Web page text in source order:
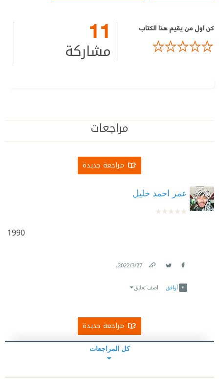
كن اول من يقيم هذا الكتاب 11
مشاركة
مراجعات
مراجعة جديدة
عمر احمد خليل
1990
27‏/3‏/2022
.
أوافق اضف تعليق
مراجعة جديدة
كل المراجعات